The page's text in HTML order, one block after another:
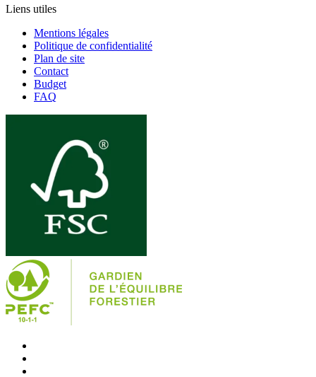
Liens utiles
Mentions légales
Politique de confidentialité
Plan de site
Contact
Budget
FAQ